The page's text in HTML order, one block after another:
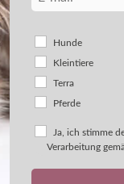
Hunde
Kleintiere
Terra
Pferde
Ja, ich stimme
Verarbeitung